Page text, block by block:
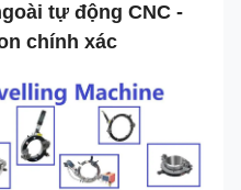
tự động CNC -
chính xác